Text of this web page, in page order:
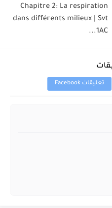
Chapitre 2: La respiration
dans différents milieux | Svt
1AC...
تعليقات Facebook